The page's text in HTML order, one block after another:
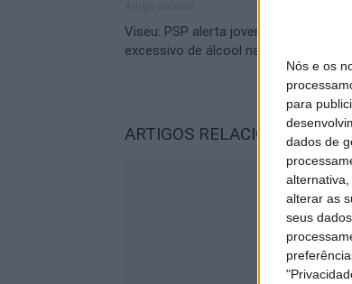
Nós e os
para
dados de
alterar as
seus
Viseu: PSP alerta jovens para o
excessivo de álcool nas viagens de
ARTIGOS RELACIONADOS